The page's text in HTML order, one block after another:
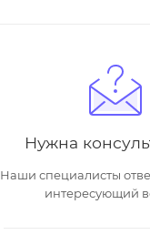
Нужна
Наши специалисты
интересующий